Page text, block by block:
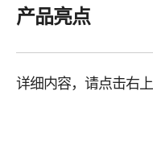
产品亮点
详细内容，请点击右